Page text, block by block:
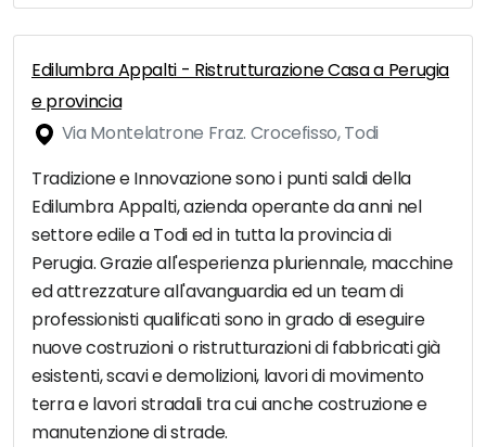
Edilumbra Appalti - Ristrutturazione Casa a Perugia
e provincia
Via Montelatrone Fraz. Crocefisso, Todi
Tradizione e Innovazione sono i punti saldi della
Edilumbra Appalti, azienda operante da anni nel
settore edile a Todi ed in tutta la provincia di
Perugia. Grazie all'esperienza pluriennale, macchine
ed attrezzature all'avanguardia ed un team di
professionisti qualificati sono in grado di eseguire
nuove costruzioni o ristrutturazioni di fabbricati già
esistenti, scavi e demolizioni, lavori di movimento
terra e lavori stradali tra cui anche costruzione e
manutenzione di strade.